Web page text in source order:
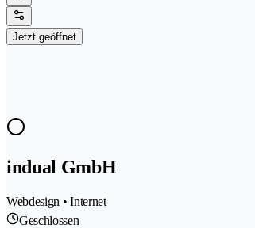
Jetzt geöffnet
indual GmbH
Webdesign • Internet
Geschlossen